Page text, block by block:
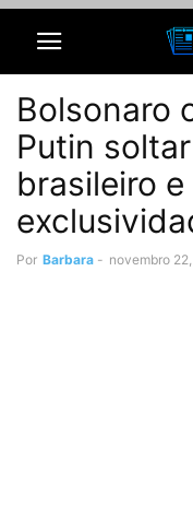
Bolsonaro
Putin
brasileiro
Por Barbara - novembro